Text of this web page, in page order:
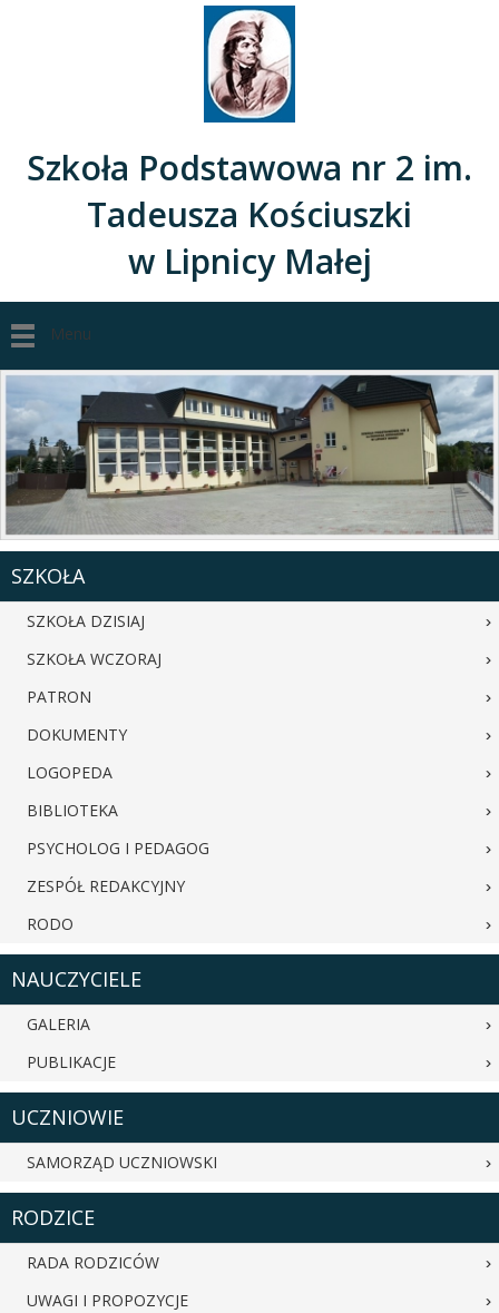
Szkoła Podstawowa nr 2 im.
Tadeusza Kościuszki
w Lipnicy Małej
Menu
SZKOŁA
SZKOŁA DZISIAJ
SZKOŁA WCZORAJ
PATRON
DOKUMENTY
LOGOPEDA
BIBLIOTEKA
PSYCHOLOG I PEDAGOG
ZESPÓŁ REDAKCYJNY
RODO
NAUCZYCIELE
GALERIA
PUBLIKACJE
UCZNIOWIE
SAMORZĄD UCZNIOWSKI
RODZICE
RADA RODZICÓW
UWAGI I PROPOZYCJE